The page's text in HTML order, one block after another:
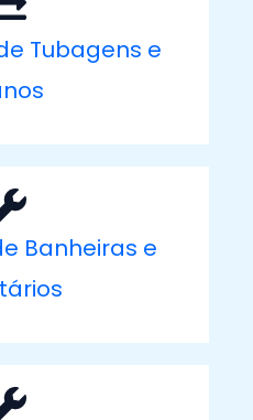
Tubagens e
Banheiras e